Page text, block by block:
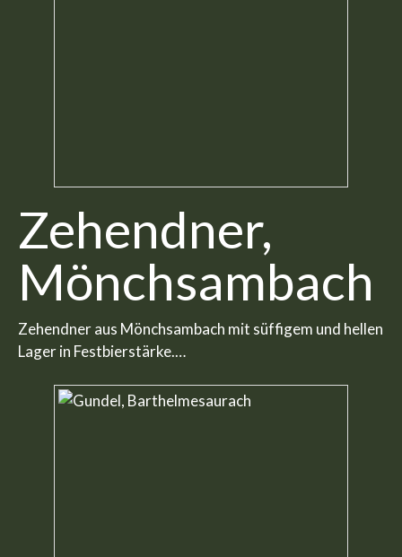
Zehendner,
Mönchsambach
Zehendner aus Mönchsambach mit süffigem und hellen
Lager in Festbierstärke.…